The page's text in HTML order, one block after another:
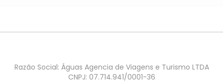
Razão Social: Águas Agencia de Viagens e Turismo LTDA
CNPJ: 07.714.941/0001-36